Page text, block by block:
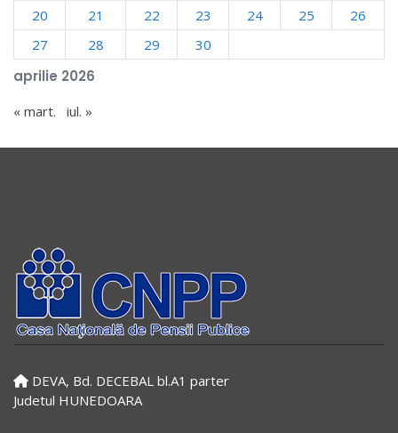
aprilie 2026
20
21 22 23 24 25
26
27
28 29 30
« mart. iul. »
DEVA, Bd. DECEBAL bl.A1 parter
Judetul HUNEDOARA